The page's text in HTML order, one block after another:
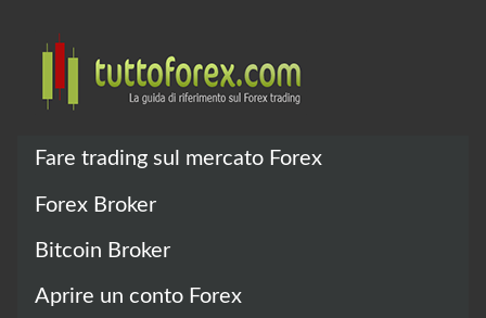
Fare trading sul mercato Forex
Forex Broker
Bitcoin Broker
Aprire un conto Forex